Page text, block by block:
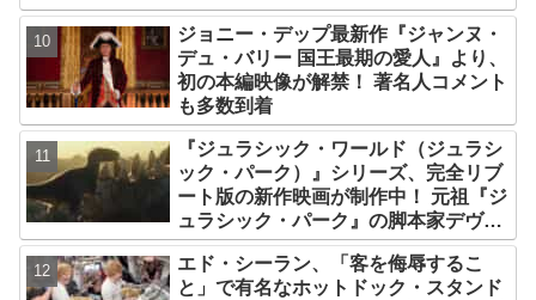
ジョニー・デップ最新作『ジャンヌ・
デュ・バリー 国王最期の愛人』より、
初の本編映像が解禁！ 著名人コメント
も多数到着
『ジュラシック・ワールド（ジュラシ
ック・パーク）』シリーズ、完全リブ
ート版の新作映画が制作中！ 元祖『ジ
ュラシック・パーク』の脚本家デヴィ
ッド・コープが関与
エド・シーラン、「客を侮辱するこ
と」で有名なホットドック・スタンド